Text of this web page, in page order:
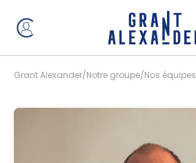
Grant Alexander Notre groupe Nos équipes